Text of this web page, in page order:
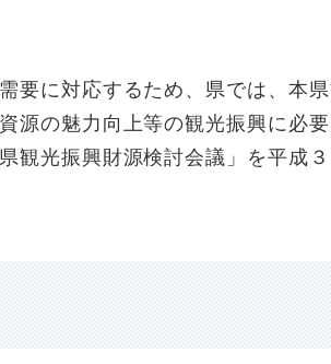
要に対応するため、県では、本
源の魅力向上等の観光振興に必要
観光振興財源検討会議」を平成３